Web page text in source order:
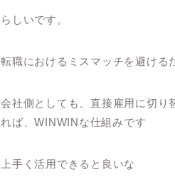
らしいです。
転職におけるミスマッチを避ける
会社側としても、直接雇用に切り
れば、WINWINな仕組みです
上手く活用できると良いな